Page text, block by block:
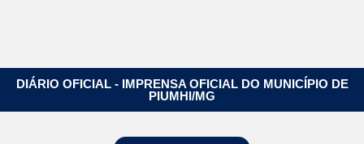
DIÁRIO OFICIAL - IMPRENSA OFICIAL DO MUNICÍPIO DE
PIUMHI/MG